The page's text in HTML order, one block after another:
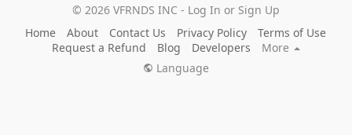
© 2026 VFRNDS INC - Log In or Sign Up
Home
About Contact Us Privacy Policy
Terms of Use
Request a Refund
Blog Developers
More
Language